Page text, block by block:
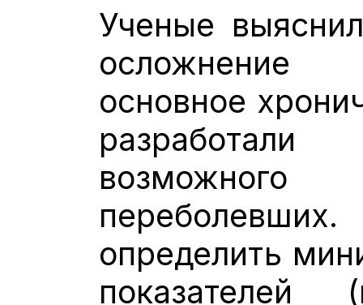
Ученые
осложнение
основное
определить
показателей